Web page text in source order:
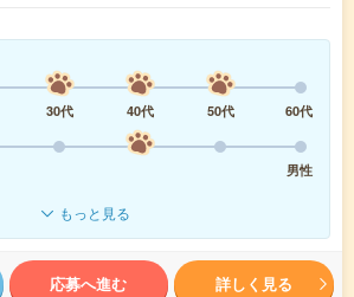
30代 40代 50代
60代
男性
もっと見る
応募へ進む 詳しく見る